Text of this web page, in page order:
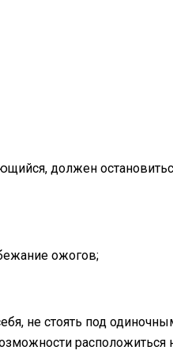
должен
ожогов;
не стоять под